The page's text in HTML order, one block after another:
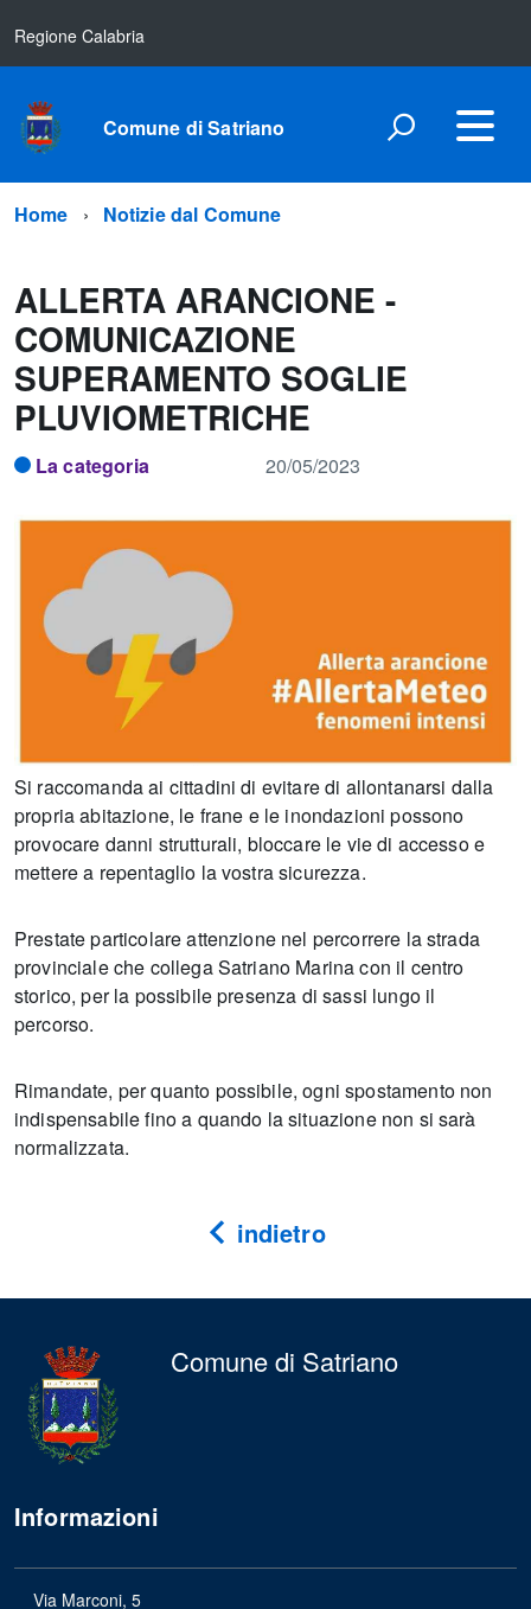
Regione Calabria
Comune di Satriano
Home Notizie dal Comune
ALLERTA ARANCIONE -
COMUNICAZIONE
SUPERAMENTO SOGLIE
PLUVIOMETRICHE
La categoria 20/05/2023
Si raccomanda ai cittadini di evitare di allontanarsi dalla
propria abitazione, le frane e le inondazioni possono
provocare danni strutturali, bloccare le vie di accesso e
mettere a repentaglio la vostra sicurezza.
Prestate particolare attenzione nel percorrere la strada
provinciale che collega Satriano Marina con il centro
storico, per la possibile presenza di sassi lungo il
percorso.
Rimandate, per quanto possibile, ogni spostamento non
indispensabile fino a quando la situazione non si sarà
normalizzata.
indietro
Comune di Satriano
Informazioni
Via Marconi, 5